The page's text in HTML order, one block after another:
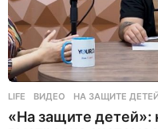
LIFE ВИДЕО ,НА ЗАЩИТЕ
«На защите детей»: